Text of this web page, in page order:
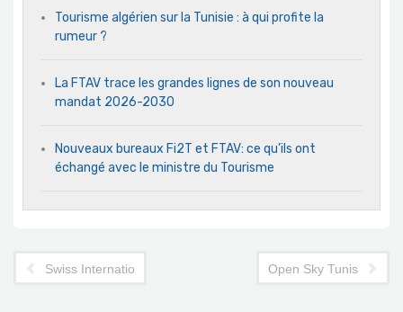
Tourisme algérien sur la Tunisie : à qui profite la
rumeur ?
La FTAV trace les grandes lignes de son nouveau
mandat 2026-2030
Nouveaux bureaux Fi2T et FTAV: ce qu’ils ont
échangé avec le ministre du Tourisme
Swiss International Hotels arrive à TunisOpen Sky Tunisie-UE: